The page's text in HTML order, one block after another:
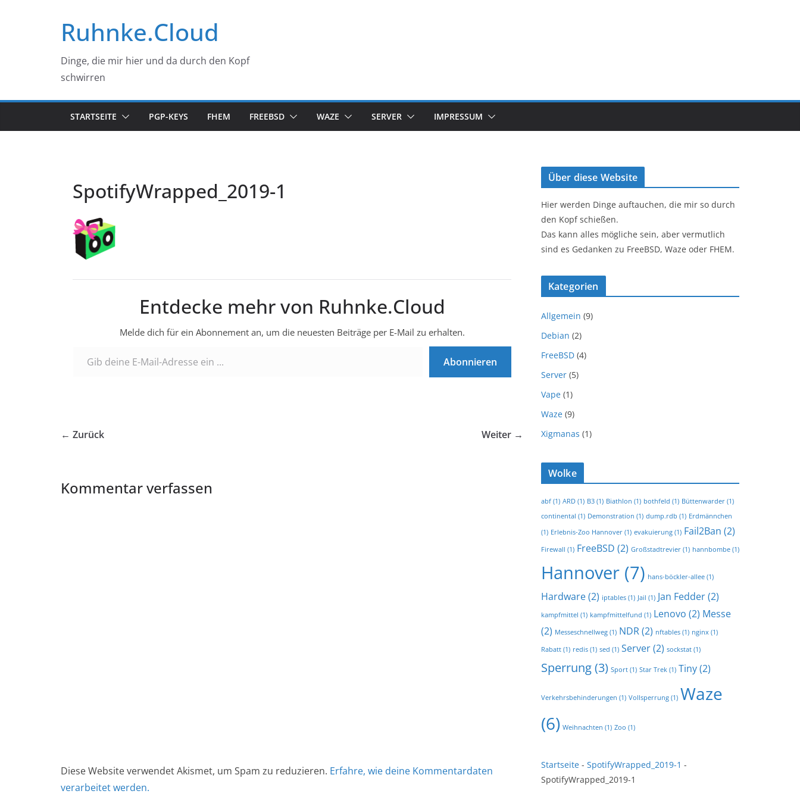
Ruhnke.Cloud
Dinge, die mir hier und da durch den Kopf
schwirren
STARTSEITE PGP-KEYS FHEM FREEBSD WAZE SERVER IMPRESSUM
SpotifyWrapped_2019-1
Entdecke mehr von Ruhnke.Cloud
Melde dich für ein Abonnement an, um die neuesten Beiträge per E-Mail zu erhalten.
Abonnieren
← Zurück Weiter →
Kommentar verfassen
Diese Website verwendet Akismet, um Spam zu reduzieren. Erfahre, wie deine Kommentardaten
verarbeitet werden.
Über diese Website
Hier werden Dinge auftauchen, die mir so durch
den Kopf schießen.
Das kann alles mögliche sein, aber vermutlich
sind es Gedanken zu FreeBSD, Waze oder FHEM.
Kategorien
Allgemein (9)
Debian (2)
FreeBSD (4)
Server (5)
Vape (1)
Waze (9)
Xigmanas (1)
Wolke
abf (1) ARD (1) B3 (1) Biathlon (1) bothfeld (1) Büttenwarder (1)
continental (1) Demonstration (1) dump.rdb (1) Erdmännchen
(1) Erlebnis-Zoo Hannover (1) evakuierung (1) Fail2Ban (2)
Firewall (1) FreeBSD (2) Großstadtrevier (1) hannbombe (1)
Hannover (7) hans-böckler-allee (1)
Hardware(2) iptables (1) Jail (1) Jan Fedder(2)
kampfmittel (1) kampfmittelfund (1) Lenovo (2) Messe
(2) Messeschnellweg (1) NDR(2) nftables (1) nginx (1)
Rabatt (1) redis (1) sed (1) Server(2) sockstat (1)
Sperrung(3) Sport (1) Star Trek (1) Tiny(2)
Verkehrsbehinderungen (1) Vollsperrung (1) Waze
(6) Weihnachten (1) Zoo (1)
Startseite - SpotifyWrapped_2019-1 -
SpotifyWrapped_2019-1